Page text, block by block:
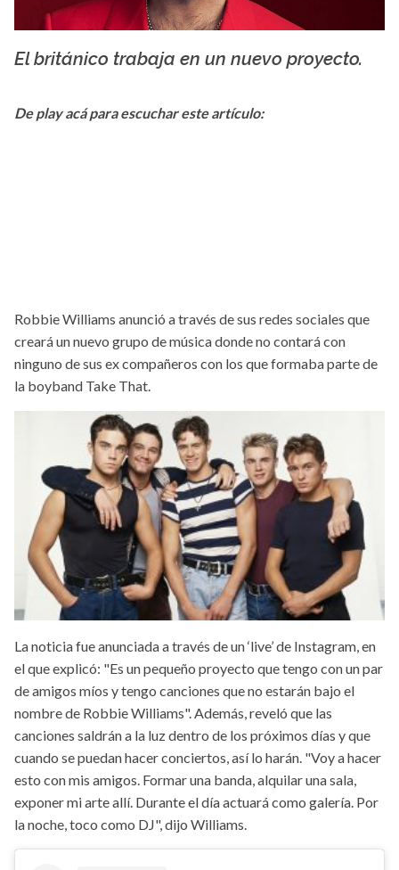
El británico trabaja en un nuevo proyecto.
De play acá para escuchar este artículo:
Robbie Williams anunció a través de sus redes sociales que
creará un nuevo grupo de música donde no contará con
ninguno de sus ex compañeros con los que formaba parte de
la boyband Take That.
La noticia fue anunciada a través de un ‘live’ de Instagram, en
el que explicó: "Es un pequeño proyecto que tengo con un par
de amigos míos y tengo canciones que no estarán bajo el
nombre de Robbie Williams". Además, reveló que las
canciones saldrán a la luz dentro de los próximos días y que
cuando se puedan hacer conciertos, así lo harán. "Voy a hacer
esto con mis amigos. Formar una banda, alquilar una sala,
exponer mi arte allí. Durante el día actuará como galería. Por
la noche, toco como DJ", dijo Williams.